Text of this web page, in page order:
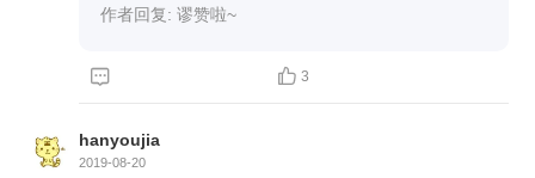
作者回复: 谬赞啦~
  3
hanyoujia
2019-08-20